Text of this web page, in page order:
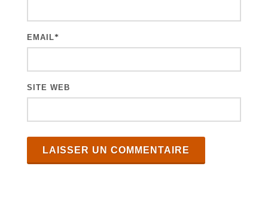
EMAIL*
SITE WEB